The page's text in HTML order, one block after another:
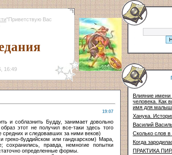
"Приветствую Вас
16:49
19:07
и соблазнить Будду, занимает довольно
этот не получил все-таки здесь того
средних и следовавших за ними веков)
буддийском или гандхарском) Мара,
сохранились, правда, немногие попытки
определенные формы.
Влияние имени
человека. Как
имя для
Ханука.
Василий
Сколько слов в
Когда
ПРАКТИКА